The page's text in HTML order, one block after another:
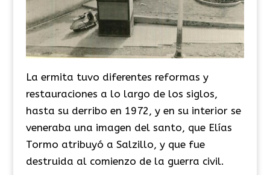
La ermita tuvo diferentes reformas y
restauraciones a lo largo de los siglos,
hasta su derribo en 1972, y en su interior se
veneraba una imagen del santo, que Elías
Tormo atribuyó a Salzillo, y que fue
destruida al comienzo de la guerra civil.